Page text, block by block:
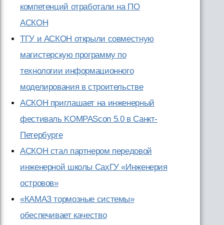
компетенций отработали на ПО
АСКОН
ТГУ и АСКОН открыли совместную
магистерскую программу по
технологии информационного
моделирования в строительстве
АСКОН приглашает на инженерный
фестиваль KOMPAScon 5.0 в Санкт-
Петербурге
АСКОН стал партнером передовой
инженерной школы СахГУ «Инженерия
островов»
«КАМАЗ тормозные системы»
обеспечивает качество